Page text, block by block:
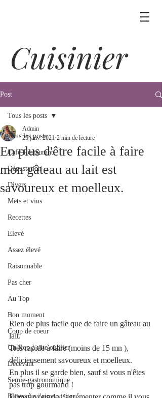
Cuisinier
Post
Tous les posts
Café-Restaurant
Dégustation
Divers
Mets et vins
Recettes
Elevé
Assez élevé
Raisonnable
Pas cher
Au Top
Bon moment
Coup de coeur
Un flop à vite oublier
Décevant
Semie-gastronomique
Blogs que j'aime visiter
Tous les posts
En plus d'être facile à faire
mon gâteau au lait est
savoureux et moelleux.
Admin
25 janv. 2021 2 min de lecture
Rien de plus facile que de faire un gâteau au
lait.
Très rapide à faire (moins de 15 mn ),
délicieusement savoureux et moelleux.
En plus il se garde bien, sauf si vous n'êtes
pas trop gourmand !